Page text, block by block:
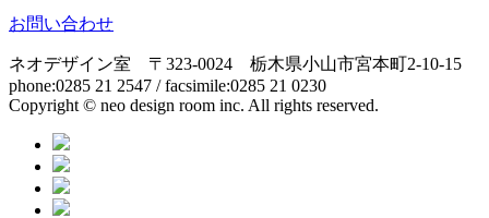
お問い合わせ
ネオデザイン室 〒 323-0024 栃木県小山市宮本町2-10-15
phone:0285 21 2547 / facsimile:0285 21 0230
Copyright © neo design room inc. All rights reserved.